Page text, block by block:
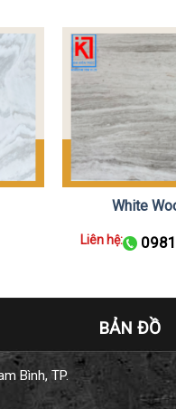
White
Liên hệ:
Bình, TP.
BẢN ĐỒ